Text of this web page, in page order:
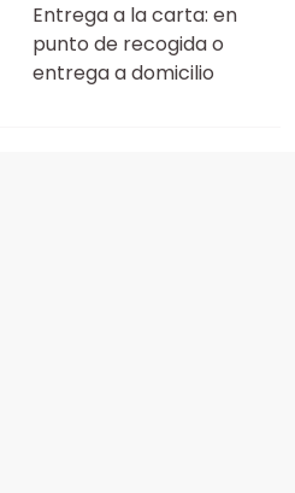
Entrega a la carta: en
punto de recogida o
entrega a domicilio